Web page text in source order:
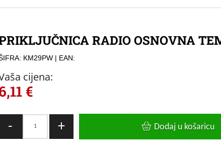
RADIO OSNOVNA
KM29PW| EAN:
cijena:
€
- + Dodaj u košaricu